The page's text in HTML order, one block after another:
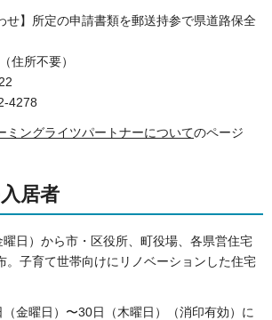
せ】所定の申請書類を郵送持参で県道路保全
住所不要）
4278
ミングライツパートナーについてのページ
居者
日）から市・区役所、町役場、各県営住宅
。子育て世帯向けにリノベーションした住宅
（金曜日）〜30日（木曜日）（消印有効）に